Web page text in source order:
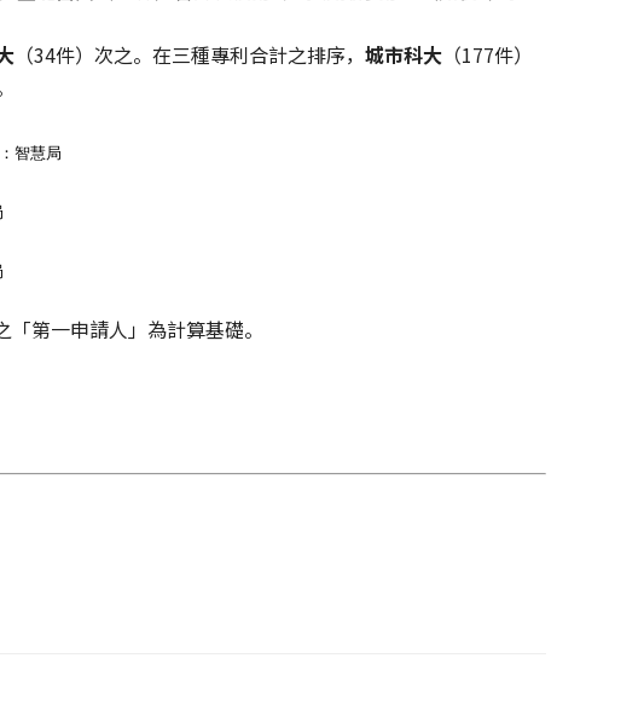
（34件）次之。在三種專利合計之排序， 城市科大 （177件）
智慧局
第一申請人」為計算基礎。